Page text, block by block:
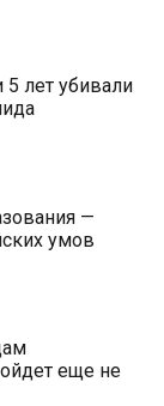
5 лет убивали
—
умов
еще не